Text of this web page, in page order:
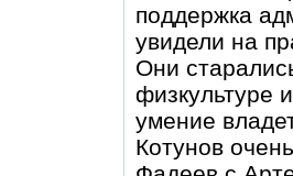
поддержка
увидели на
Они
физкультуре
умение
Котунов